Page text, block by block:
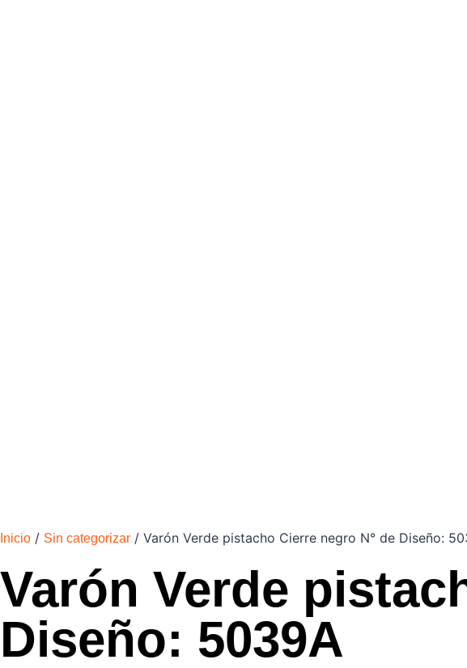
Inicio / Sin categorizar / Varón Verde pistacho Cierre negro N° de Diseño:
Varón Verde
Diseño: 5039A